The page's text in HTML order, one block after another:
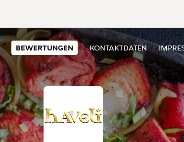
BEWERTUNGEN KONTAKTDATEN